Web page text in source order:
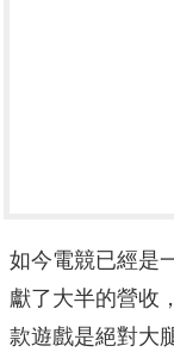
如今電競已經是
獻了大半的營收
款遊戲是絕對大